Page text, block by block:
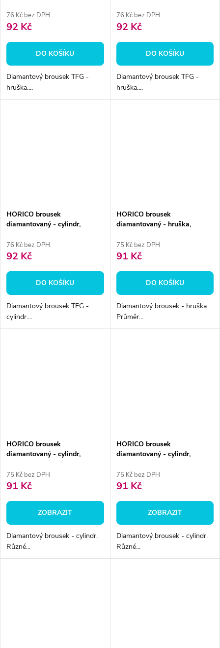
76 Kč bez DPH
92 Kč
DO KOŠÍKU
Diamantový brousek TFG -
hruška....
76 Kč bez DPH
92 Kč
DO KOŠÍKU
Diamantový brousek TFG -
hruška....
HORICO brousek
diamantovaný - cylindr,
76 Kč bez DPH
92 Kč
DO KOŠÍKU
Diamantový brousek TFG -
cylindr....
HORICO brousek
diamantovaný - hruška,
75 Kč bez DPH
91 Kč
DO KOŠÍKU
Diamantový brousek - hruška.
Průměr...
HORICO brousek
diamantovaný - cylindr,
75 Kč bez DPH
91 Kč
ZOBRAZIT
Diamantový brousek - cylindr.
Různé...
HORICO brousek
diamantovaný - cylindr,
75 Kč bez DPH
91 Kč
ZOBRAZIT
Diamantový brousek - cylindr.
Různé...